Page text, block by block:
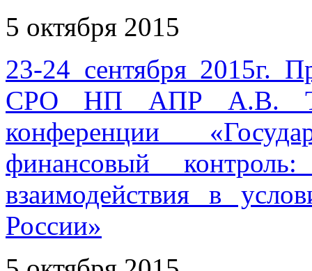
5 октября 2015
23-24 сентября 2015г.
СРО НП АПР А.В.
конференции
финансовый
взаимодействия в
России»